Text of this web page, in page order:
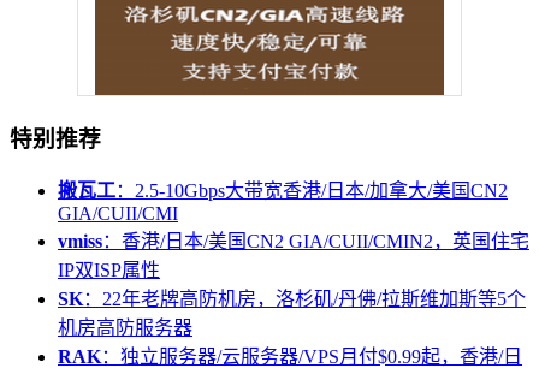
特别推荐
搬瓦工：2.5-10Gbps大带宽香港/日本/加拿大/美国CN2
GIA/CUII/CMI
vmiss：香港/日本/美国CN2 GIA/CUII/CMIN2，英国住宅
IP双ISP属性
SK：22年老牌高防机房，洛杉矶/丹佛/拉斯维加斯等5个
机房高防服务器
RAK：独立服务器/云服务器/VPS月付$0.99起，香港/日